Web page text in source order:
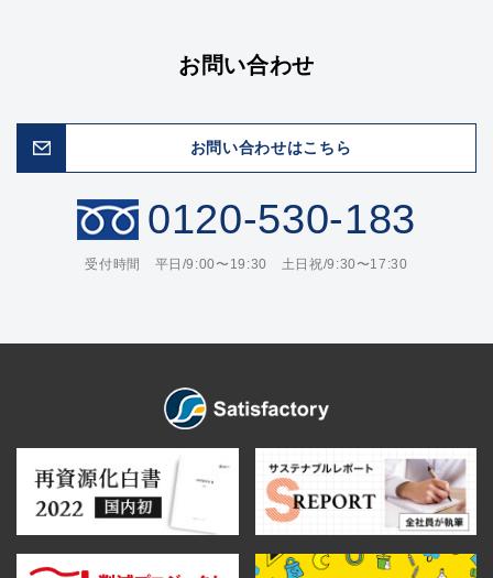
お問い合わせ
お問い合わせはこちら
0120-530-183
受付時間 平日/9:00〜19:30 土日祝/9:30〜17:30